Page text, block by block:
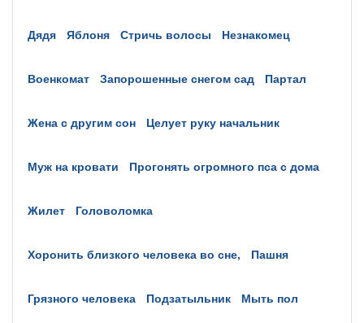
дядя яблоня стричь волосы незнакомец
военкомат запорошенные снегом сад партал
жена с другим сон целует руку начальник
муж на кровати прогонять огромного пса с дома
жилет головоломка
хоронить близкого человека во сне, пашня
грязного человека подзатыльник мыть пол